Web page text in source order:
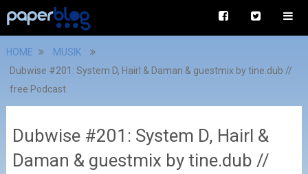
HOME
MUSIK
Dubwise #201: System D, Hairl & Daman & guestmix by tine.dub //
free Podcast
Dubwise #201: System D, Hairl &
Daman & guestmix by tine.dub //